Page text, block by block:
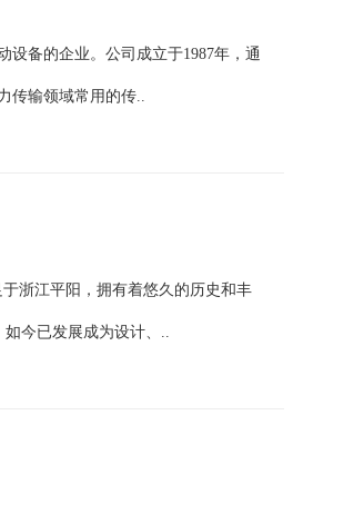
设备的企业。公司成立于1987年，通
传输领域常用的传..
浙江平阳，拥有着悠久的历史和丰
今已发展成为设计、..